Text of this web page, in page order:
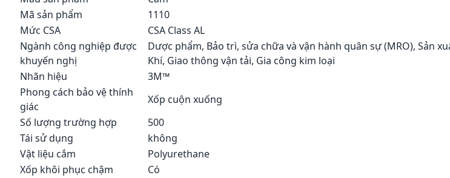
Mã sản phẩm
1110
Mức CSA
CSA Class AL
Ngành công nghiệp được
khuyến nghị
Dược phẩm, Bảo trì, sửa chữa và vận hành quân sự (MRO), Sản
Khí, Giao thông vận tải, Gia công kim loại
Nhãn hiệu
3M™
Phong cách bảo vệ thính
giác
Xốp cuộn xuống
Số lượng trường hợp
500
Tái sử dụng
không
Vật liệu cắm
Polyurethane
Xốp khôi phục chậm
Có